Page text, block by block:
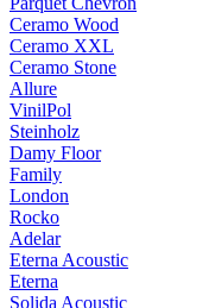
Ceramo Wood
Ceramo XXL
Ceramo Stone
Allure
VinilPol
Steinholz
Damy Floor
Family
London
Rocko
Adelar
Eterna Acoustic
Eterna
Solida Acoustic